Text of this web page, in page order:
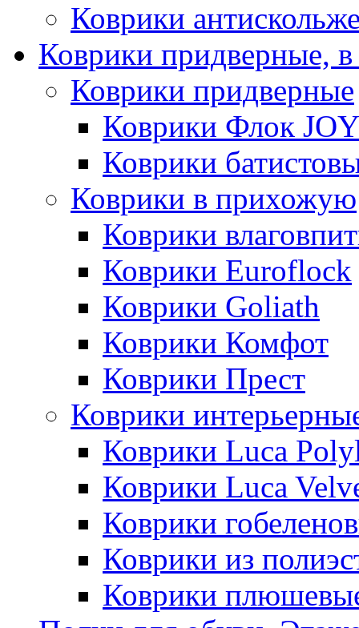
Коврики
Коврики придверные,
Коврики придверные
Коврики Флок
Коврики
Коврики в прихожую
Коврики
Коврики Euroflock
Коврики Goliath
Коврики Комфот
Коврики Прест
Коврики
Коврики Luca
Коврики Luca
Коврики
Коврики из
Коврики